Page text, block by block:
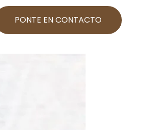
PONTE EN CONTACTO